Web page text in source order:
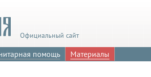
Официальный сайт
помощь Материалы